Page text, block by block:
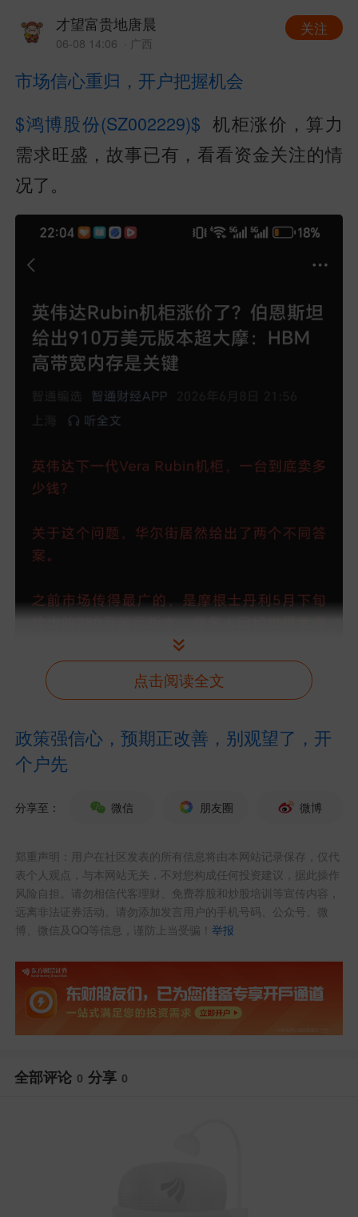
才望富贵地唐晨
06-08 14:06 · 广西
关注
市场信心重归，开户把握机会
$鸿博股份(SZ002229)$ 机柜涨价，算力
需求旺盛，故事已有，看看资金关注的情
况了。
发布于鸿博股份吧
东方财富Android版
点击阅读全文
政策强信心，预期正改善，别观望了，开
个户先
分享至： 微信 朋友圈 微博
郑重声明：用户在社区发表的所有信息将由本网站记录保存，仅代
表个人观点，与本网站无关，不对您构成任何投资建议，据此操作
风险自担。请勿相信代客理财、免费荐股和炒股培训等宣传内容，
远离非法证券活动。请勿添加发言用户的手机号码、公众号、微
博、微信及QQ等信息，谨防上当受骗！举报
全部评论 0 分享 0